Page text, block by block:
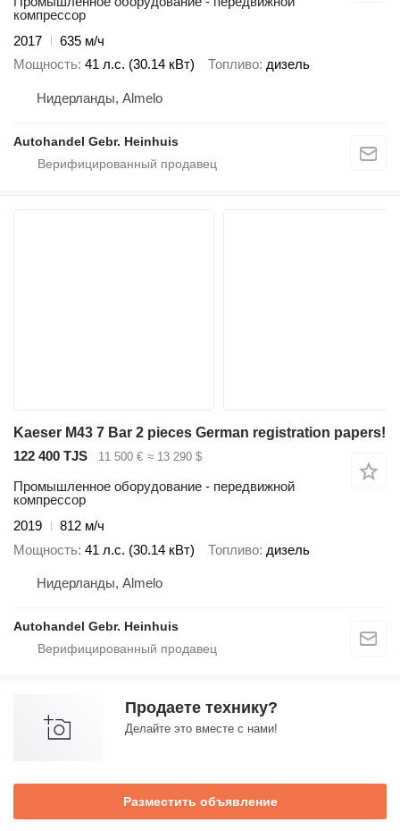
компрессор
2017
635 м/ч
Мощность 41 л.с. (30.14 кВт) Топливо дизель
Нидерланды, Almelo
Autohandel Gebr. Heinhuis
Kaeser M43 7 Bar 2 pieces German registration papers!
122 400 TJS
11 500 € ≈ 13 290 $
Промышленное оборудование - передвижной
компрессор
2019
812 м/ч
Мощность 41 л.с. (30.14 кВт) Топливо дизель
Нидерланды, Almelo
Autohandel Gebr. Heinhuis
Продаете технику?
Делайте это вместе с нами!
Разместить объявление